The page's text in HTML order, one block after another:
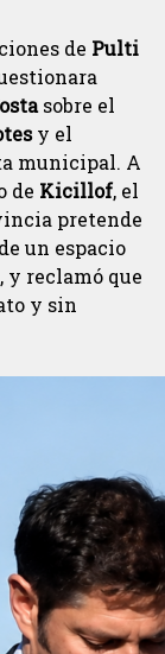
de Pulti
sobre el
y el
municipal. A
de Kicillof, el
pretende
un espacio
y reclamó que
y sin